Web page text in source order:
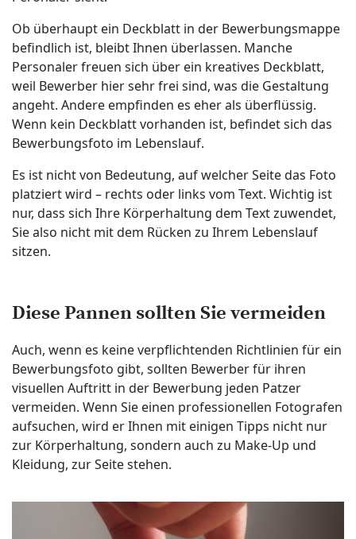
Ob überhaupt ein Deckblatt in der Bewerbungsmappe
befindlich ist, bleibt Ihnen überlassen. Manche
Personaler freuen sich über ein kreatives Deckblatt,
weil Bewerber hier sehr frei sind, was die Gestaltung
angeht. Andere empfinden es eher als überflüssig.
Wenn kein Deckblatt vorhanden ist, befindet sich das
Bewerbungsfoto im Lebenslauf.
Es ist nicht von Bedeutung, auf welcher Seite das Foto
platziert wird – rechts oder links vom Text. Wichtig ist
nur, dass sich Ihre Körperhaltung dem Text zuwendet,
Sie also nicht mit dem Rücken zu Ihrem Lebenslauf
sitzen.
Diese Pannen sollten Sie vermeiden
Auch, wenn es keine verpflichtenden Richtlinien für ein
Bewerbungsfoto gibt, sollten Bewerber für ihren
visuellen Auftritt in der Bewerbung jeden Patzer
vermeiden. Wenn Sie einen professionellen Fotografen
aufsuchen, wird er Ihnen mit einigen Tipps nicht nur
zur Körperhaltung, sondern auch zu Make-Up und
Kleidung, zur Seite stehen.